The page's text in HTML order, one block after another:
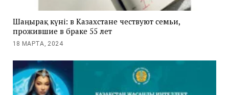
Шаңырақ күні: в Казахстане чествуют семьи,
прожившие в браке 55 лет
18 МАРТА, 2024